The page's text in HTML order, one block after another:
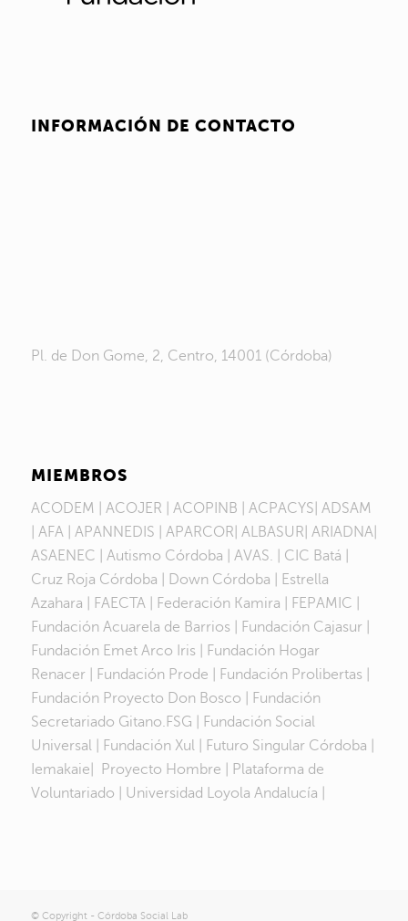
INFORMACIÓN DE CONTACTO
Pl. de Don Gome, 2, Centro, 14001 (Córdoba)
MIEMBROS
ACODEM | ACOJER | ACOPINB | ACPACYS| ADSAM
| AFA | APANNEDIS | APARCOR| ALBASUR| ARIADNA|
ASAENEC | Autismo Córdoba | AVAS. | CIC Batá |
Cruz Roja Córdoba | Down Córdoba | Estrella
Azahara | FAECTA | Federación Kamira | FEPAMIC |
Fundación Acuarela de Barrios | Fundación Cajasur |
Fundación Emet Arco Iris | Fundación Hogar
Renacer | Fundación Prode | Fundación Prolibertas |
Fundación Proyecto Don Bosco | Fundación
Secretariado Gitano.FSG | Fundación Social
Universal | Fundación Xul | Futuro Singular Córdoba |
Iemakaie| Proyecto Hombre | Plataforma de
Voluntariado | Universidad Loyola Andalucía |
© Copyright - Córdoba Social Lab